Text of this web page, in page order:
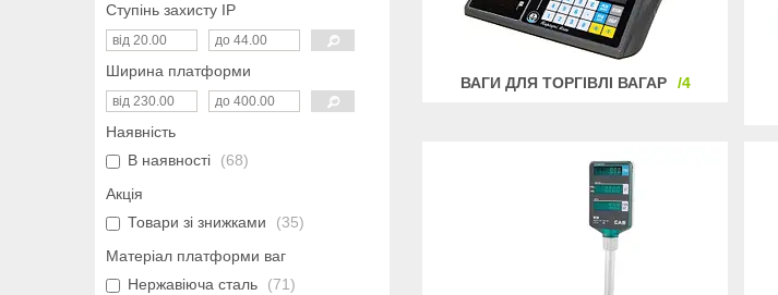
ВАГИ ДЛЯ ТОРГІВЛІ ВАГАР 4
Ступінь захисту IP
Ширина платформи
Наявність
В наявності
68
Акція
Товари зі знижками
35
Матеріал платформи ваг
Нержавіюча сталь
71